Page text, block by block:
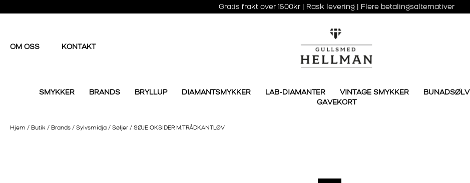
Gratis frakt over 1500kr | Rask levering | Flere betalingsalternativer
OM OSS KONTAKT
SMYKKER BRANDS BRYLLUP DIAMANTSMYKKER LAB-DIAMANTER VINTAGE SMYKKER BUNADSØLV
GAVEKORT
Hjem / Butik / Brands / Sylvsmidja / Søljer / SØJE OKSIDER M.TRÅDKANTLØV